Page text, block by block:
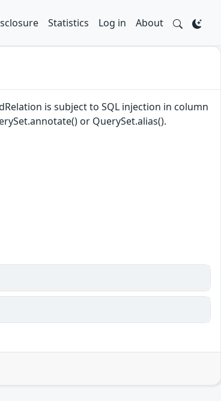
Statistics Log in About
is subject to SQL injection in column
or QuerySet.alias().